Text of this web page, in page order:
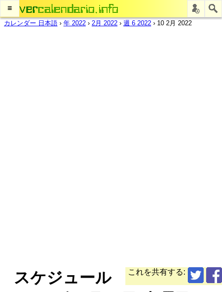
≡
カレンダー 日本語 › 年 2022 › 2月 2022 › 週 6 2022 › 10 2月 2022
これを共有する:
スケジュール